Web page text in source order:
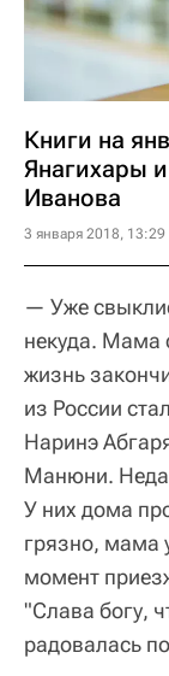
Книги на
Янагихары
Иванова
3 января 2018, 13:29
— Уже
некуда. Мама
жизнь
из России
Наринэ
Манюни.
У них дома
грязно, мама
момент
"Слава богу,
радовалась